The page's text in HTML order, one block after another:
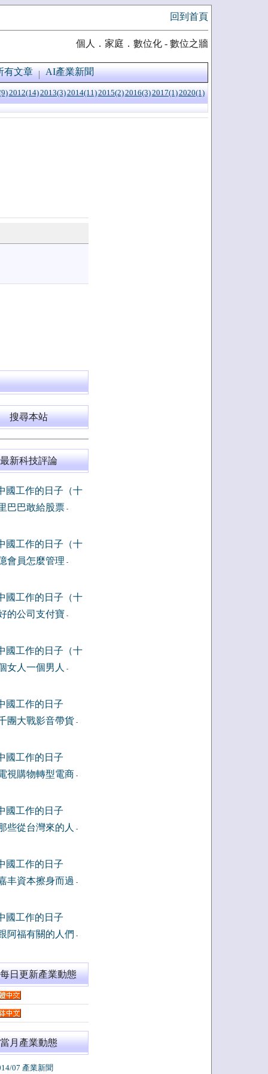
回到首頁
個人．家庭．數位化 - 數位之牆
有文章 AI產業新聞
2012(14)2013(3)2014(11)2015(2)2016(3)2017(1)2020(1)
搜尋本站
最新科技評論
國工作的日子（十
巴巴敢給股票-
國工作的日子（十
會員怎麼管理 -
國工作的日子（十
的公司支付寶 -
國工作的日子（十
女人一個男人
-
國工作的日子
團大戰影音帶貨 -
國工作的日子
視購物轉型電商 -
國工作的日子
些從台灣來的人
-
國工作的日子
丰資本擦身而過 -
國工作的日子
阿福有關的人們 -
日更新產業動態
當月產業動態
07 產業新聞